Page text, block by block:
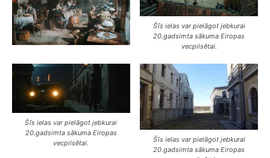
Šīs ielas var pielāgot jebkurai
20.gadsimta sākuma Eiropas
vecpilsētai.
Šīs ielas var pielāgot jebkurai
20.gadsimta sākuma Eiropas
vecpilsētai.
Šīs ielas var pielāgot jebkurai
20.gadsimta sākuma Eiropas